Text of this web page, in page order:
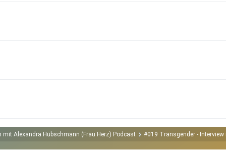
Alexandra Hübschmann (Frau Herz) Podcast #019 Transgender - Interview